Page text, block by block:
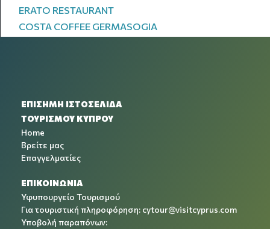
ERATO RESTAURANT
COSTA COFFEE GERMASOGIA
ΕΠΙΣΗΜΗ ΙΣΤΟΣΕΛΙΔΑ
ΤΟΥΡΙΣΜΟΥ ΚΥΠΡΟΥ
Home
Βρείτε μας
Επαγγελματίες
ΕΠΙΚΟΙΝΩΝΙΑ
Υφυπουργείο Τουρισμού
Για τουριστική πληροφόρηση: cytour@visitcyprus.com
Υποβολή παραπόνων: